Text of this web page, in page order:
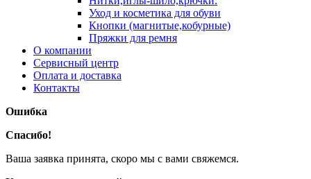
Уход и косметика для обуви
Кнопки (магнитые,кобурные)
Пряжки для ремня
О компании
Сервисный центр
Оплата и доставка
Контакты
Ошибка
Спасибо!
Ваша заявка принята, скоро мы с вами свяжемся.